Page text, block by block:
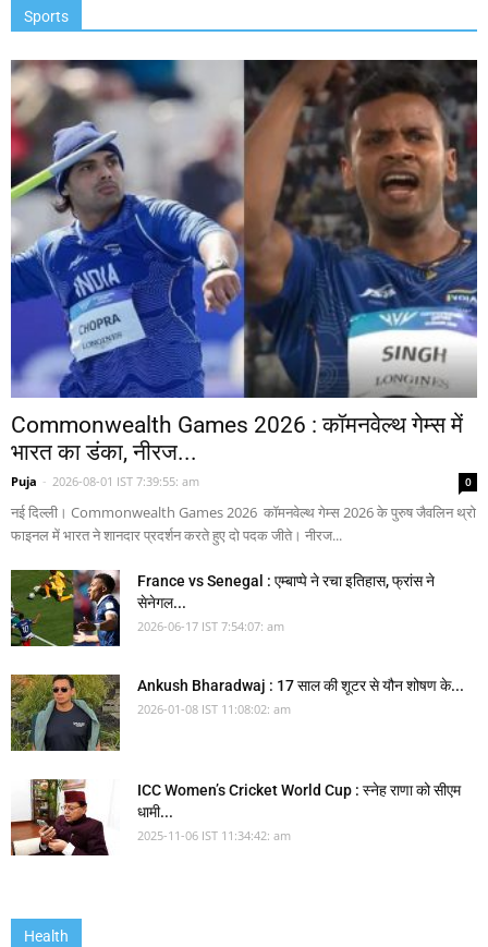
Sports
Commonwealth Games 2026 : कॉमनवेल्थ गेम्स में
भारत का डंका, नीरज...
Puja - 2026-08-01 IST 7:39:55: am 0
नई दिल्ली। Commonwealth Games 2026 कॉमनवेल्थ गेम्स 2026 के पुरुष जैवलिन थ्रो
फाइनल में भारत ने शानदार प्रदर्शन करते हुए दो पदक जीते। नीरज...
France vs Senegal : एम्बाप्पे ने रचा इतिहास, फ्रांस ने
सेनेगल...
2026-06-17 IST 7:54:07: am
Ankush Bharadwaj : 17 साल की शूटर से यौन शोषण के...
2026-01-08 IST 11:08:02: am
ICC Women’s Cricket World Cup : स्नेह राणा को सीएम
धामी...
2025-11-06 IST 11:34:42: am
Health